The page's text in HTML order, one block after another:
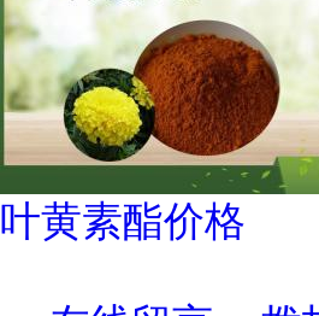
叶黄素酯价格